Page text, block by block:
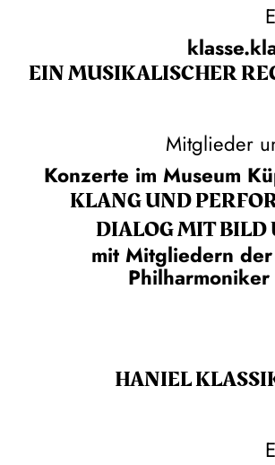
EIN MUSIKALISCHER
Mitglieder
Konzerte im Museum
KLANG UND
DIALOG MIT
mit Mitgliedern
HANIEL